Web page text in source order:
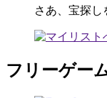
さあ、宝探し
フリーゲー